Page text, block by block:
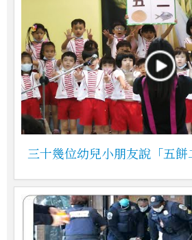
三十幾位幼兒小朋友說「五